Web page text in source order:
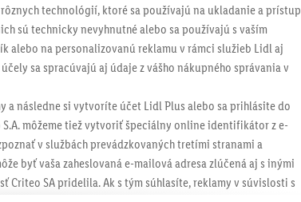
technológií, ktoré sa používajú na ukladanie a prístup
sú technicky nevyhnutné alebo sa používajú s vaším
alebo na personalizovanú reklamu v rámci služieb Lidl aj
sa spracúvajú aj údaje z vášho nákupného správania v
následne si vytvoríte účet Lidl Plus alebo sa prihlásite do
môžeme tiež vytvoriť špeciálny online identifikátor z e-
v službách prevádzkovaných tretími stranami a
byť vaša zaheslovaná e-mailová adresa zlúčená aj s inými
SA pridelila. Ak s tým súhlasíte, reklamy v súvislosti s